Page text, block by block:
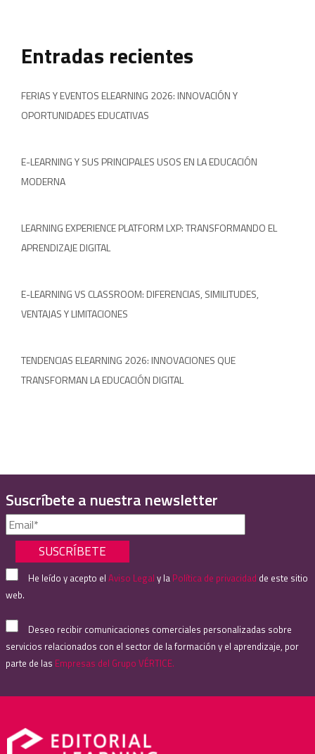
Entradas recientes
FERIAS Y EVENTOS ELEARNING 2026: INNOVACIÓN Y
OPORTUNIDADES EDUCATIVAS
E-LEARNING Y SUS PRINCIPALES USOS EN LA EDUCACIÓN
MODERNA
LEARNING EXPERIENCE PLATFORM LXP: TRANSFORMANDO EL
APRENDIZAJE DIGITAL
E-LEARNING VS CLASSROOM: DIFERENCIAS, SIMILITUDES,
VENTAJAS Y LIMITACIONES
TENDENCIAS ELEARNING 2026: INNOVACIONES QUE
TRANSFORMAN LA EDUCACIÓN DIGITAL
Suscríbete a nuestra newsletter
He leído y acepto elAviso Legal y la Política de privacidad de este sitio
web.
Deseo recibir comunicaciones comerciales personalizadas sobre
servicios relacionados con el sector de la formación y el aprendizaje, por
parte de las Empresas del Grupo VÉRTICE.